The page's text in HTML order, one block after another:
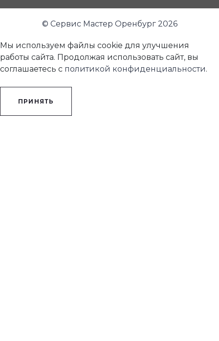
© Сервис Мастер Оренбург 2026
Мы используем файлы cookie для улучшения
работы сайта. Продолжая использовать сайт, вы
соглашаетесь с политикой конфиденциальности.
ПРИНЯТЬ